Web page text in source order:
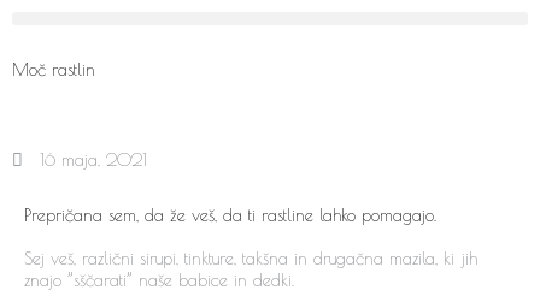
Moč rastlin
16 maja, 2021
Prepričana sem, da že veš, da ti rastline lahko pomagajo.
Sej veš, različni sirupi, tinkture, takšna in drugačna mazila, ki jih
znajo ”sščarati” naše babice in dedki.